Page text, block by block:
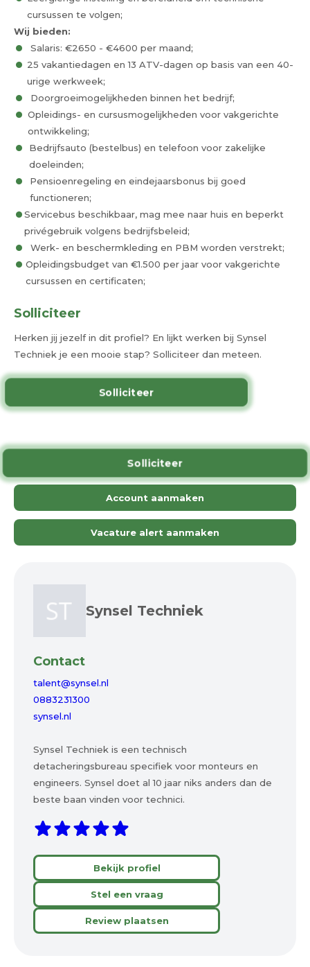
cursussen te volgen;
Wij bieden:
Salaris: €2650 - €4600 per maand;
25 vakantiedagen en 13 ATV-dagen op basis van een 40-
urige werkweek;
Doorgroeimogelijkheden binnen het bedrijf;
Opleidings- en cursusmogelijkheden voor vakgerichte
ontwikkeling;
Bedrijfsauto (bestelbus) en telefoon voor zakelijke
doeleinden;
Pensioenregeling en eindejaarsbonus bij goed
functioneren;
Servicebus beschikbaar, mag mee naar huis en beperkt
privégebruik volgens bedrijfsbeleid;
Werk- en beschermkleding en PBM worden verstrekt;
Opleidingsbudget van €1.500 per jaar voor vakgerichte
cursussen en certificaten;
Solliciteer
Herken jij jezelf in dit profiel? En lijkt werken bij Synsel
Techniek je een mooie stap? Solliciteer dan meteen.
Solliciteer
Solliciteer
Account aanmaken
Vacature alert aanmaken
Synsel Techniek
Contact
talent@synsel.nl
0883231300
synsel.nl
Synsel Techniek is een technisch
detacheringsbureau specifiek voor monteurs en
engineers. Synsel doet al 10 jaar niks anders dan de
beste baan vinden voor technici.
Bekijk profiel
Stel een vraag
Review plaatsen